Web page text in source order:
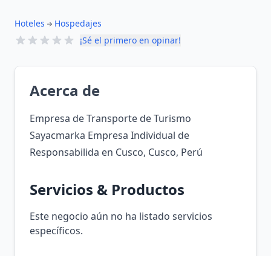
Hoteles
Hospedajes
¡Sé el primero en opinar!
Acerca de
Empresa de Transporte de Turismo
Sayacmarka Empresa Individual de
Responsabilida en Cusco, Cusco, Perú
Servicios & Productos
Este negocio aún no ha listado servicios
específicos.